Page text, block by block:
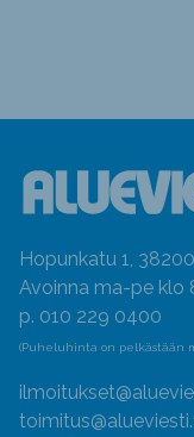
Hopunkatu 1,
Avoinna ma-pe klo
p. 010 229 0400
(Puheluhinta on pelkästään